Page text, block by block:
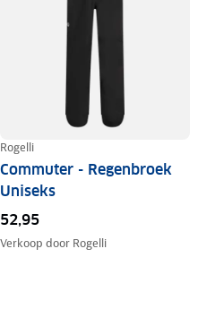
Rogelli
Commuter - Regenbroek
Uniseks
52,95
Verkoop door Rogelli